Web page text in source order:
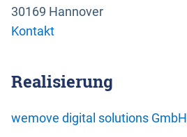
30169 Hannover
Kontakt
Realisierung
wemove digital solutions GmbH